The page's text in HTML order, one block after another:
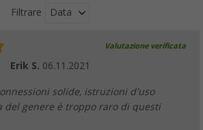
Filtrare Data
Valutazione verificata
Erik S. 06.11.2021
solide, istruzioni d'uso
del genere è troppo raro di questi